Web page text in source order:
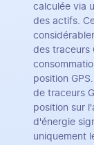
calculée via
des actifs.
des traceurs
position
de traceurs
position sur
d'énergie
uniquement